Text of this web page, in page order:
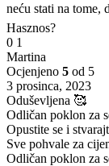
neću stati na
Hasznos?
0 1
Martina
Ocjenjeno 5 od 5
3 prosinca, 2023
Oduševljena 🥰
Odličan poklon za
Opustite se i
Sve pohvale za
Odličan poklon za